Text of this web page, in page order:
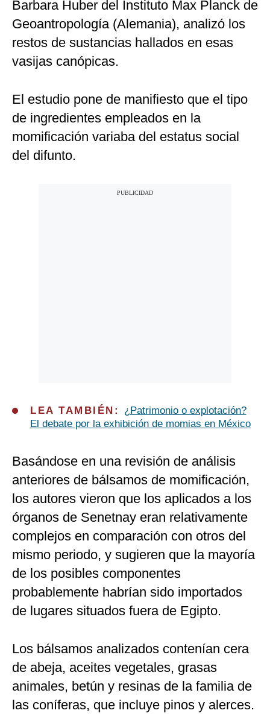
Barbara Huber del Instituto Max Planck de
Geoantropología (Alemania), analizó los
restos de sustancias hallados en esas
vasijas canópicas.
El estudio pone de manifiesto que el tipo
de ingredientes empleados en la
momificación variaba del estatus social
del difunto.
LEA TAMBIÉN: ¿Patrimonio o explotación?
El debate por la exhibición de momias en México
Basándose en una revisión de análisis
anteriores de bálsamos de momificación,
los autores vieron que los aplicados a los
órganos de Senetnay eran relativamente
complejos en comparación con otros del
mismo periodo, y sugieren que la mayoría
de los posibles componentes
probablemente habrían sido importados
de lugares situados fuera de Egipto.
Los bálsamos analizados contenían cera
de abeja, aceites vegetales, grasas
animales, betún y resinas de la familia de
las coníferas, que incluye pinos y alerces.